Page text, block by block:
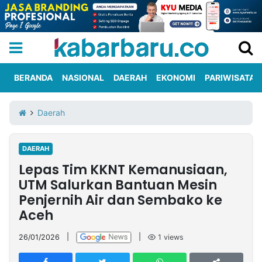
Iklan
Berita
Kami
Nasional
International
Olahraga
Entertainment
Daerah
Pariwisata
Kuliner
Kolom
Network
PT
TREETAN
BERANDA NASIONAL DAERAH EKONOMI PARIWISATA
Daerah
DAERAH
Lepas Tim KKNT Kemanusiaan,
UTM Salurkan Bantuan Mesin
Penjernih Air dan Sembako ke
Aceh
26/01/2026 1 views